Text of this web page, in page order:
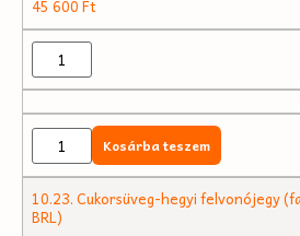
45 600Ft
Kosárba teszem
10.23. Cukorsüveg-hegyi felvonójegy
BRL)